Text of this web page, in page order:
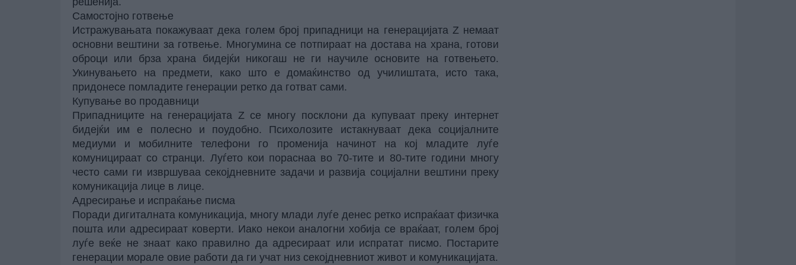
Самостојно готвење
Истражувањата покажуваат дека голем број припадници на генерацијата Z немаат
основни вештини за готвење. Многумина се потпираат на достава на храна, готови
оброци или брза храна бидејќи никогаш не ги научиле основите на готвењето.
Укинувањето на предмети, како што е домаќинство од училиштата, исто така,
придонесе помладите генерации ретко да готват сами.
Купување во продавници
Припадниците на генерацијата Z се многу посклони да купуваат преку интернет
бидејќи им е полесно и поудобно. Психолозите истакнуваат дека социјалните
медиуми и мобилните телефони го променија начинот на кој младите луѓе
комуницираат со странци. Луѓето кои пораснаа во 70-тите и 80-тите години многу
често сами ги извршуваа секојдневните задачи и развија социјални вештини преку
комуникација лице в лице.
Адресирање и испраќање писма
Поради дигиталната комуникација, многу млади луѓе денес ретко испраќаат физичка
пошта или адресираат коверти. Иако некои аналогни хобија се враќаат, голем број
луѓе веќе не знаат како правилно да адресираат или испратат писмо. Постарите
генерации морале овие работи да ги учат низ секојдневниот живот и комуникацијата.